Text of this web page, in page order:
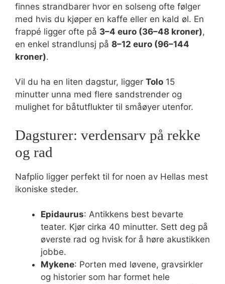
finnes strandbarer hvor en solseng ofte følger
med hvis du kjøper en kaffe eller en kald øl. En
frappé ligger ofte på 3–4 euro (36–48 kroner),
en enkel strandlunsj på 8–12 euro (96–144
kroner).
Vil du ha en liten dagstur, ligger Tolo 15
minutter unna med flere sandstrender og
mulighet for båtutflukter til småøyer utenfor.
Dagsturer: verdensarv på rekke
og rad
Nafplio ligger perfekt til for noen av Hellas mest
ikoniske steder.
Epidaurus: Antikkens best bevarte
teater. Kjør cirka 40 minutter. Sett deg på
øverste rad og hvisk for å høre akustikken
jobbe.
Mykene: Porten med løvene, gravsirkler
og historier som har formet hele